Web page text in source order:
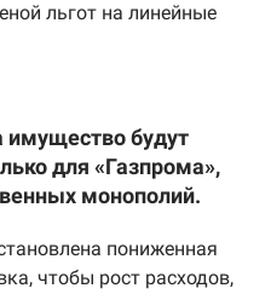
льгот на линейные
имущество будут
для «Газпрома»,
монополий.
пониженная
чтобы рост расходов,